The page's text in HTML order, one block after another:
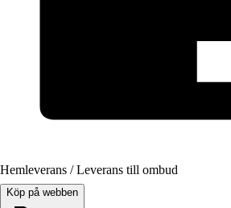
Hemleverans / Leverans till ombud
Köp på webben